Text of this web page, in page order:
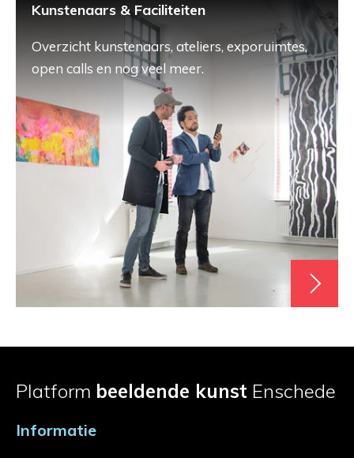
Kunstenaars & Faciliteiten
Overzicht kunstenaars, ateliers, exporuimtes,
open calls en nog veel meer.
Platform beeldende kunst Enschede
Informatie